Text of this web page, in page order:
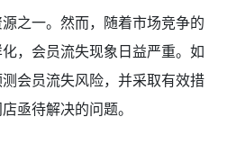
之一。然而，随着市场竞争的
，会员流失现象日益严重。如
会员流失风险，并采取有效措
亟待解决的问题。